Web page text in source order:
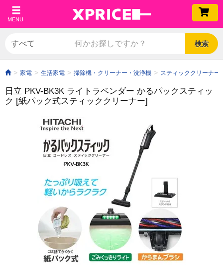
MENU
検索
家電 生活家電 掃除機・クリーナー・洗浄機 スティッククリーナー
日立 PKV-BK3K ライトラベンダー かるパックスティッ
ク [紙パック式スティッククリーナー]